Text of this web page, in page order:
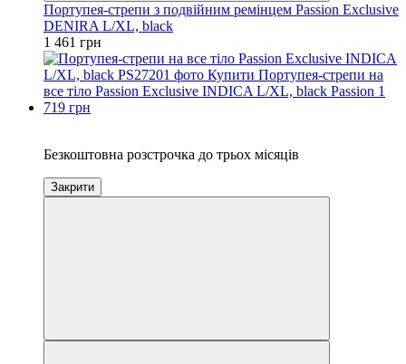
Портупея-стрепи з подвійним ремінцем Passion Exclusive
DENIRA L/XL, black
1 461 грн
Безкоштовна розстрочка до трьох місяців
Закрити